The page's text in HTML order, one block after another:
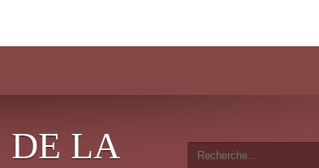
DE LA